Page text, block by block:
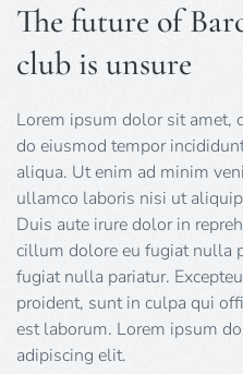
The future of
club is unsure
Lorem ipsum dolor sit amet,
do eiusmod tempor
aliqua. Ut enim ad minim
ullamco laboris nisi ut
Duis aute irure dolor in
cillum dolore eu fugiat nulla
fugiat nulla pariatur.
proident, sunt in culpa qui
est laborum. Lorem ipsum
adipiscing elit.